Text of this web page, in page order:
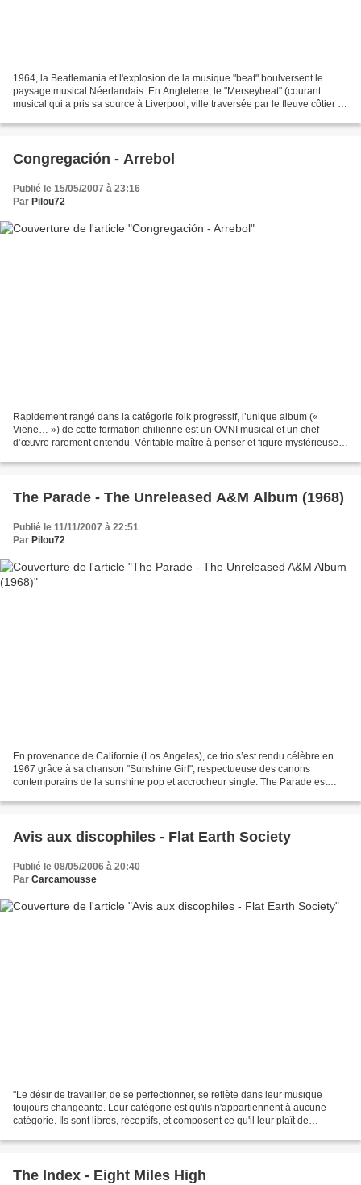
1964, la Beatlemania et l'explosion de la musique "beat" boulversent le
paysage musical Néerlandais. En Angleterre, le "Merseybeat" (courant
musical qui a pris sa source à Liverpool, ville traversée par le fleuve côtier le
Congregación - Arrebol
Publié le 15/05/2007 à 23:16
Par Pilou72
Rapidement rangé dans la catégorie folk progressif, l’unique album («
Viene… ») de cette formation chilienne est un OVNI musical et un chef-
d’œuvre rarement entendu. Véritable maître à penser et figure mystérieuse
The Parade - The Unreleased A&M Album (1968)
Publié le 11/11/2007 à 22:51
Par Pilou72
En provenance de Californie (Los Angeles), ce trio s’est rendu célèbre en
1967 grâce à sa chanson "Sunshine Girl", respectueuse des canons
contemporains de la sunshine pop et accrocheur single. The Parade est
Avis aux discophiles - Flat Earth Society
Publié le 08/05/2006 à 20:40
Par Carcamousse
"Le désir de travailler, de se perfectionner, se reflète dans leur musique
toujours changeante. Leur catégorie est qu'ils n'appartiennent à aucune
catégorie. Ils sont libres, réceptifs, et composent ce qu'il leur plaît de
The Index - Eight Miles High